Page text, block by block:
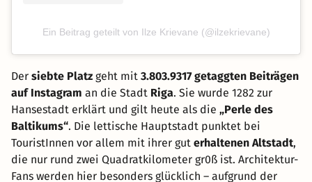
Ein Beitrag geteilt von Ilze Krievane (@ilzekrievane)
Der siebte Platz geht mit 3.803.9317 getaggten Beiträgen
auf Instagram an die Stadt Riga. Sie wurde 1282 zur
Hansestadt erklärt und gilt heute als die „Perle des
Baltikums“. Die lettische Hauptstadt punktet bei
TouristInnen vor allem mit ihrer gut erhaltenen Altstadt,
die nur rund zwei Quadratkilometer gr0ß ist. Architektur-
Fans werden hier besonders glücklich – aufgrund der